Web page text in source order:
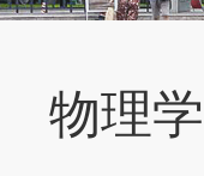
物理